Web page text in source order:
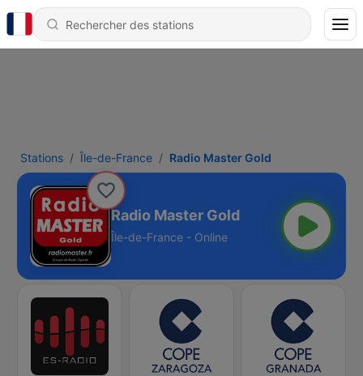
Stations Île-de-France Radio Master Gold
Radio Master Gold
Île-de-France - Online